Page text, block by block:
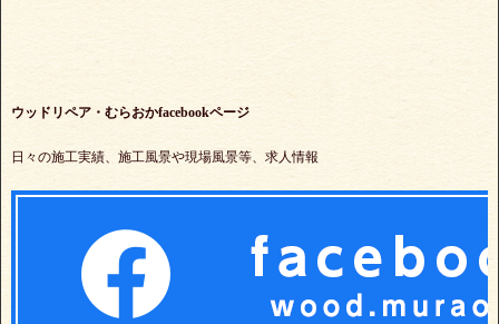
ウッドリペア・むらおかfacebookページ
日々の施工実績、施工風景や現場風景等、求人情報